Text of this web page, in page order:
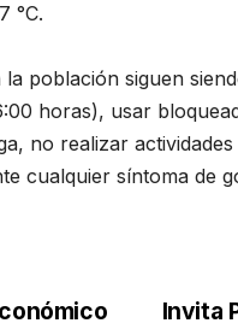
°C.
población siguen
horas), usar
no realizar
cualquier síntoma de
Invita